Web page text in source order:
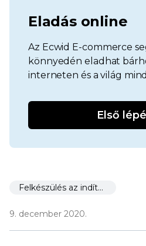
Eladás online
Az Ecwid E-commerce
könnyedén eladhat
interneten és a világ
Első
Felkészülés az indításra
9. december 2020.